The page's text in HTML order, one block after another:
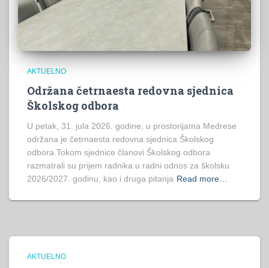
AKTUELNO
Održana četrnaesta redovna sjednica
Školskog odbora
U petak, 31. jula 2026. godine, u prostorijama Medrese
održana je četrnaesta redovna sjednica Školskog
odbora.Tokom sjednice članovi Školskog odbora
razmatrali su prijem radnika u radni odnos za školsku
2026/2027. godinu, kao i druga pitanja Read more…
AKTUELNO